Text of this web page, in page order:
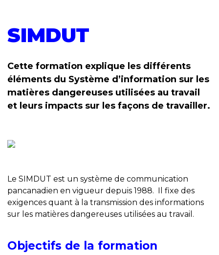
SIMDUT
Cette formation explique les différents
éléments du Système d’information sur les
matières dangereuses utilisées au travail
et leurs impacts sur les façons de travailler.
Le SIMDUT est un système de communication
pancanadien en vigueur depuis 1988. Il fixe des
exigences quant à la transmission des informations
sur les matières dangereuses utilisées au travail.
Objectifs de la formation